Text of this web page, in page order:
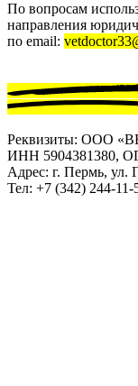
По вопросам
направления
по email:
Реквизиты: ООО
ИНН 5904381380,
Адрес: г. Пермь, ул.
Тел: +7 (342) 244-11-